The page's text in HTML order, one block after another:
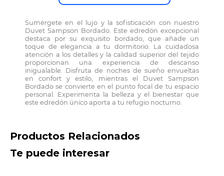
Sumérgete en el lujo y la sofisticación con nuestro
Duvet Sampson Bordado. Este edredón excepcional
destaca por su exquisito bordado, que añade un
toque de elegancia a tu dormitorio. La cuidadosa
atención a los detalles y la calidad superior del tejido
proporcionan una experiencia de descanso
inigualable. Disfruta de noches de sueño envueltas
en confort y estilo, mientras el Duvet Sampson
Bordado se convierte en el punto focal de tu espacio
personal. Experimenta la belleza y el bienestar que
este edredón único aporta a tu refugio nocturno.
Productos Relacionados
Te puede interesar